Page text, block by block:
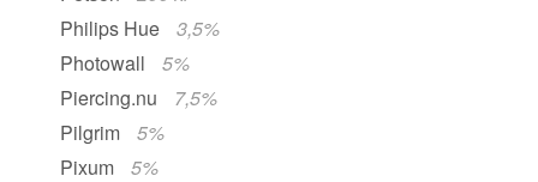
Philips Hue
3,5%
Photowall
5%
Piercing.nu
7,5%
Pilgrim
5%
Pixum
5%